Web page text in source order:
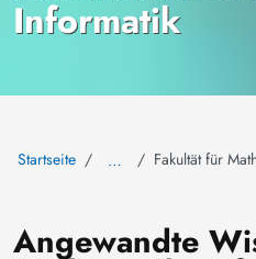
Informatik
Startseite … Fakultät für
Angewandte